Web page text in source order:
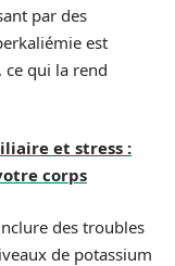
par des
est
qui la rend
et stress :
corps
des troubles
de potassium